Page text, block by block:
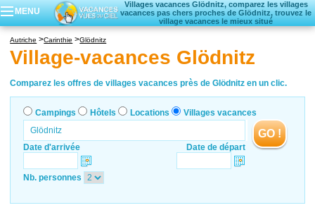
MENU
Villages vacances Glödnitz, comparez les villages
vacances pas chers proches de Glödnitz, trouvez le
village vacances le mieux situé
Locations vacances
Villages vacances
Autriche Carinthie Glödnitz
Village-vacances Glödnitz
Comparez les offres de villages vacances près de Glödnitz en un clic.
Campings Hôtels Locations Villages vacances
Date d'arrivée Date de départ
GO !
Nb. personnes